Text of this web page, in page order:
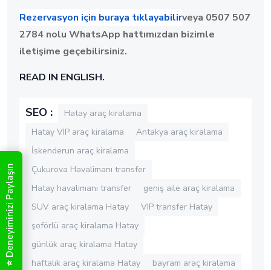
⭐ Deneyiminizi Paylaşın
Rezervasyon için buraya tıklayabilirveya 0507 507
2784 nolu WhatsApp hattımızdan bizimle
iletişime geçebilirsiniz.
READ IN ENGLISH.
SEO :
Hatay araç kiralama
Hatay VIP araç kiralama
Antakya araç kiralama
İskenderun araç kiralama
Çukurova Havalimanı transfer
Hatay havalimanı transfer
geniş aile araç kiralama
SUV araç kiralama Hatay
VIP transfer Hatay
şoförlü araç kiralama Hatay
günlük araç kiralama Hatay
haftalık araç kiralama Hatay
bayram araç kiralama